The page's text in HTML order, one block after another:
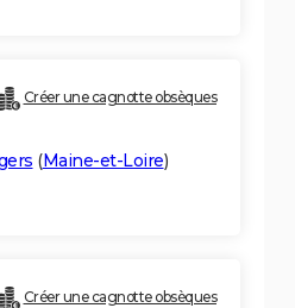
Créer une cagnotte obsèques
(Maine-et-Loire)
Créer une cagnotte obsèques